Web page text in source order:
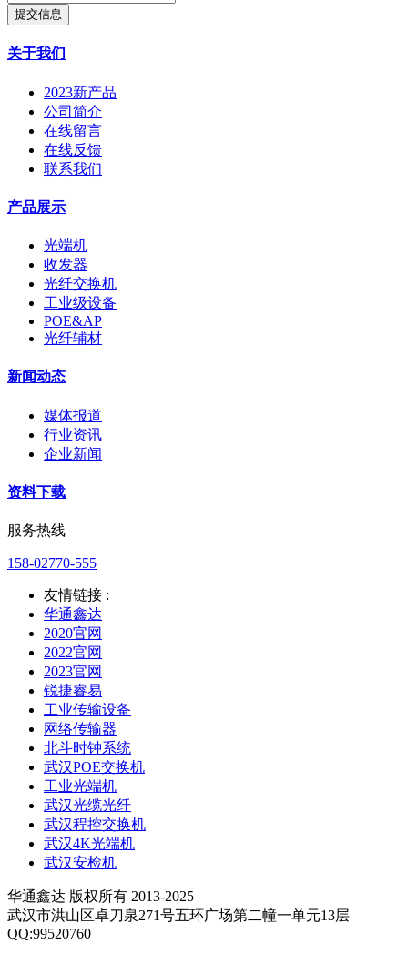
提交信息
关于我们
2023新产品
公司简介
在线留言
在线反馈
联系我们
产品展示
光端机
收发器
光纤交换机
工业级设备
POE&AP
光纤辅材
新闻动态
媒体报道
行业资讯
企业新闻
资料下载
服务热线
158-02770-555
友情链接 :
华通鑫达
2020官网
2022官网
2023官网
锐捷睿易
工业传输设备
网络传输器
北斗时钟系统
武汉POE交换机
工业光端机
武汉光缆光纤
武汉程控交换机
武汉4K光端机
武汉安检机
华通鑫达 版权所有 2013-2025
武汉市洪山区卓刀泉271号五环广场第二幢一单元13层
QQ:99520760